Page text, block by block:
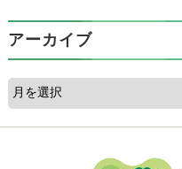
アーカイブ